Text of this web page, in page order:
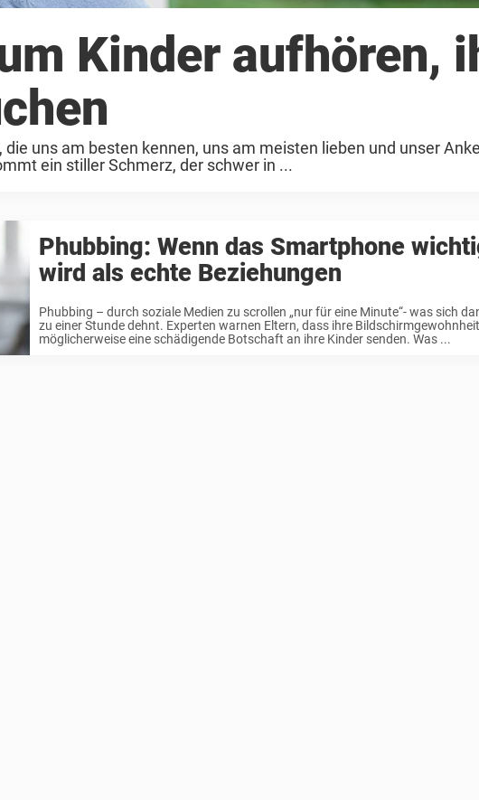
Kinder aufhören,
uns am besten kennen, uns am meisten lieben und unser
ein stiller Schmerz, der schwer in ...
Phubbing: Wenn das Smartphone
wird als echte Beziehungen
Phubbing – durch soziale Medien zu scrollen „nur für eine Minute“- was sich
zu einer Stunde dehnt. Experten warnen Eltern, dass ihre
möglicherweise eine schädigende Botschaft an ihre Kinder senden. Was ...